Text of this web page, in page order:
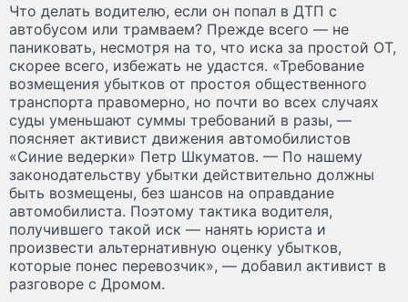
Что делать водителю, если он попал в ДТП с
автобусом или трамваем? Прежде всего — не
паниковать, несмотря на то, что иска за простой ОТ,
скорее всего, избежать не удастся. «Требование
возмещения убытков от простоя общественного
транспорта правомерно, но почти во всех случаях
суды уменьшают суммы требований в разы, —
поясняет активист движения автомобилистов
«Синие ведерки» Петр Шкуматов. — По нашему
законодательству убытки действительно должны
быть возмещены, без шансов на оправдание
автомобилиста. Поэтому тактика водителя,
получившего такой иск — нанять юриста и
произвести альтернативную оценку убытков,
которые понес перевозчик», — добавил активист в
разговоре с Дромом.